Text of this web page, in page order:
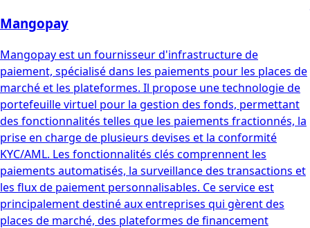
Mangopay
Mangopay est un fournisseur d'infrastructure de
paiement, spécialisé dans les paiements pour les places de
marché et les plateformes. Il propose une technologie de
portefeuille virtuel pour la gestion des fonds, permettant
des fonctionnalités telles que les paiements fractionnés, la
prise en charge de plusieurs devises et la conformité
KYC/AML. Les fonctionnalités clés comprennent les
paiements automatisés, la surveillance des transactions et
les flux de paiement personnalisables. Ce service est
principalement destiné aux entreprises qui gèrent des
places de marché, des plateformes de financement